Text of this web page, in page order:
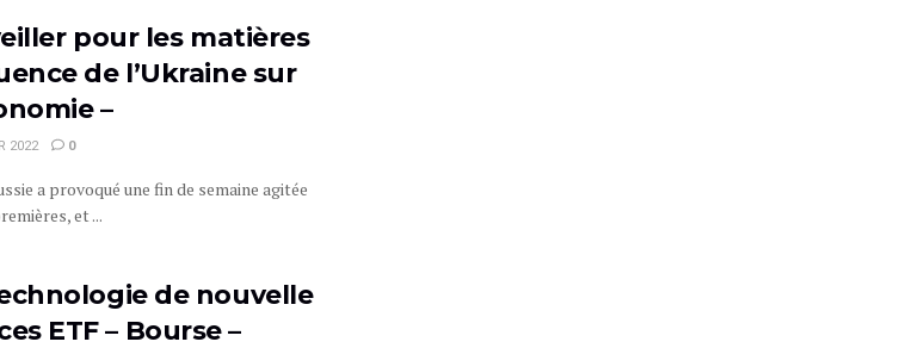
pour les matières
de l’Ukraine sur
–
2022 0
a provoqué une fin de semaine agitée
et ...
de nouvelle
ETF – Bourse –